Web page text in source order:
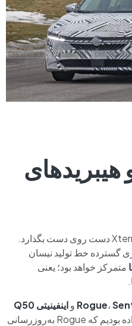
نیسان قصد ندارد تا زمان عرضه Xterra دست روی دست بگذارد.
گسترده خط تولید نیسان
متمرکز خواهد بود؛ یعنی
Rogue، واینفینیتی Q50
دیده می‌شوند. ما پیش‌تر گزارش داده بودیم که Rogue به‌روزرسانی